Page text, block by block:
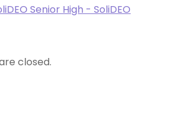
Senior High - SoliDEO
closed.